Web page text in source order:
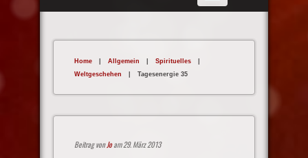
navigation
Home | Allgemein | Spirituelles
|
Weltgeschehen
| Tagesenergie 35
Beitrag vonJoam 29. März 2013